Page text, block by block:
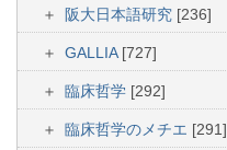
阪大日本語研究 [236]
GALLIA [727]
臨床哲学 [292]
臨床哲学のメチエ [291]